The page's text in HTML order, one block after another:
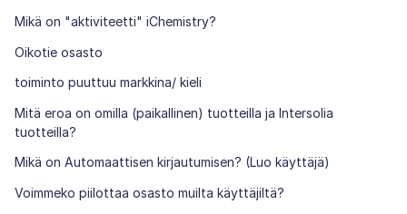
Mikä on "aktiviteetti" iChemistry?
Oikotie osasto
toiminto puuttuu markkina/ kieli
Mitä eroa on omilla (paikallinen) tuotteilla ja Intersolia
tuotteilla?
Mikä on Automaattisen kirjautumisen? (Luo käyttäjä)
Voimmeko piilottaa osasto muilta käyttäjiltä?